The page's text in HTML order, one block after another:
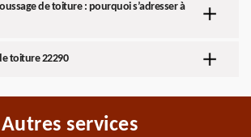
de toiture : pourquoi s’adresser à
toiture 22290
Autres services